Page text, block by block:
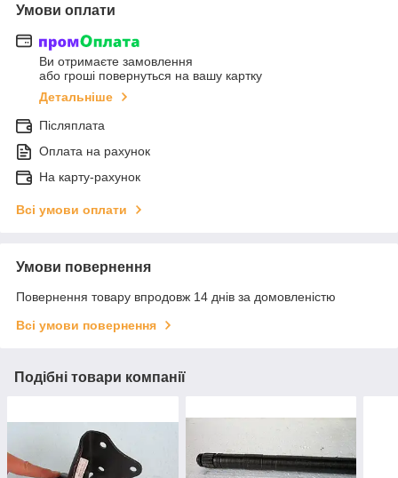
Умови оплати
Ви отримаєте замовлення
або гроші повернуться на вашу картку
Детальніше
Післяплата
Оплата на рахунок
На карту-рахунок
Всі умови оплати
Умови повернення
Повернення товару впродовж 14 днів за домовленістю
Всі умови повернення
Подібні товари компанії